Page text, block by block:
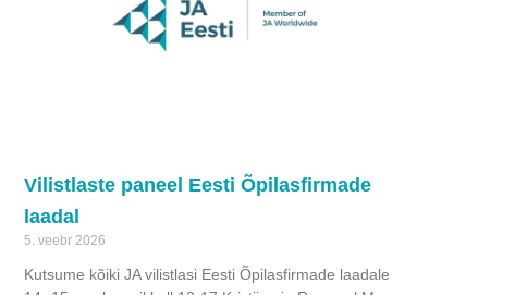
Vilistlaste paneel Eesti Õpilasfirmade
laadal
5. veebr 2026
Kutsume kõiki JA vilistlasi Eesti Õpilasfirmade laadale